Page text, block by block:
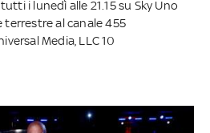
i lunedì alle 21.15 su Sky Uno
terrestre al canale 455
Media, LLC 10